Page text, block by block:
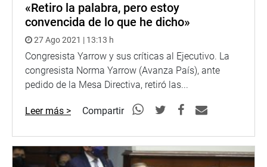
«Retiro la palabra, pero estoy
convencida de lo que he dicho»
27 Ago 2021 | 13:13 h
Congresista Yarrow y sus críticas al Ejecutivo. La
congresista Norma Yarrow (Avanza País), ante
pedido de la Mesa Directiva, retiró las...
Leer más > Compartir